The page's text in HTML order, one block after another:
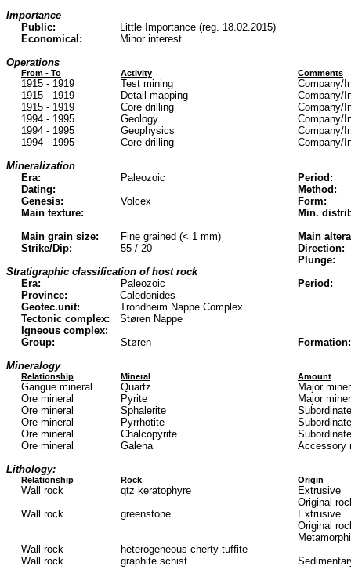
Importance
Public:
Little Importance (reg. 18.02.2015)
Economical:
Minor interest
Operations
From - To Activity Comments
1915 - 1919 Test mining
Company/
1915 - 1919
Detail mapping
Company/
1915 - 1919
Core drilling
Company/
1994 - 1995
Geology
Company/
1994 - 1995
Geophysics
Company/
1994 - 1995
Core drilling
Company/
Mineralization
Era:
Paleozoic
Period:
Dating:
Method:
Genesis:
Volcex
Form:
Main texture:
Min.
Main grain size:
Fine grained (< 1 mm)
Main
Strike/Dip:
55 / 20
Direction:
Plunge:
Stratigraphic classification of host rock
Era:
Paleozoic
Period:
Province:
Caledonides
Geotec.unit:
Trondheim Nappe Complex
Tectonic complex:
Støren Nappe
Igneous complex:
Group:
Støren
Formation:
Mineralogy
Relationship Mineral Amount
Gangue mineral Quartz
Major
Ore mineral
Pyrite
Major
Ore mineral
Sphalerite
Ore mineral
Pyrrhotite
Ore mineral
Chalcopyrite
Ore mineral
Galena
Accessory
Lithology:
Relationship Rock Origin
Wall rock qtz keratophyre
Extrusive
Original
Wall rock
greenstone
Extrusive
Original
Wall rock
heterogeneous cherty tuffite
Wall rock
graphite schist